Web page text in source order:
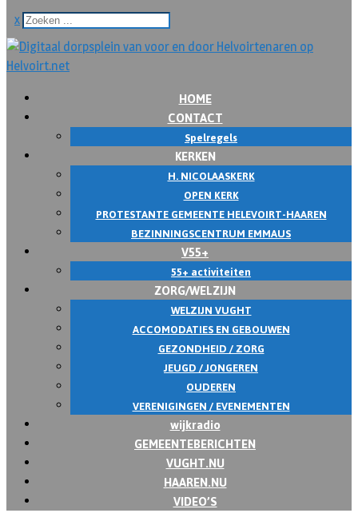
x
HOME
CONTACT
Spelregels
KERKEN
H. NICOLAASKERK
OPEN KERK
PROTESTANTE GEMEENTE HELEVOIRT-HAAREN
BEZINNINGSCENTRUM EMMAUS
V55+
55+ activiteiten
ZORG/WELZIJN
WELZIJN VUGHT
ACCOMODATIES EN GEBOUWEN
GEZONDHEID / ZORG
JEUGD / JONGEREN
OUDEREN
VERENIGINGEN / EVENEMENTEN
wijkradio
GEMEENTEBERICHTEN
VUGHT.NU
HAAREN.NU
VIDEO’S